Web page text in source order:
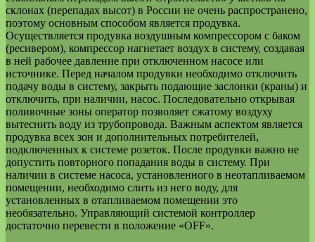
склонах (перепадах высот) в России не очень распространено,
поэтому основным способом является продувка.
Осуществляется продувка воздушным компрессором с баком
(ресивером), компрессор нагнетает воздух в систему, создавая
в ней рабочее давление при отключенном насосе или
источнике. Перед началом продувки необходимо отключить
подачу воды в систему, закрыть подающие заслонки (краны) и
отключить, при наличии, насос. Последовательно открывая
поливочные зоны оператор позволяет сжатому воздуху
вытеснить воду из трубопровода. Важным аспектом является
продувка всех зон и дополнительных потребителей,
подключенных к системе розеток. После продувки важно не
допустить повторного попадания воды в систему. При
наличии в системе насоса, установленного в неотапливаемом
помещении, необходимо слить из него воду, для
установленных в отапливаемом помещении это
необязательно. Управляющий системой контроллер
достаточно перевести в положение «OFF».